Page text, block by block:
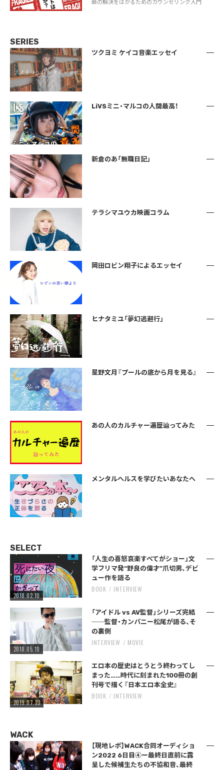
題の解決をはかるためのカウンセリング入門
SERIES
ツクヨミ ケイコ音楽エッセイ
LiVSミニ・マルコの人間最高！
新倉のあ「無職日記」
テラシマユウカ映画コラム
岡田ロビン翔子によるエッセイ
ヒナタミユ「夢幻逃避行」
星野文月『プールの底から月を見る』
あの人のカルチャー遍歴辿ってみた
メンタルヘルスを学びたいあなたへ
SELECT
2018.02.10
「人生の喜怒哀楽すべてがショー」文
学フリマ発“野良の偉才”爪切男、デビ
ュー作を語る
BOOK INTERVIEW
2018.05.10
「アイドル vs AV監督」シリーズ完結
──監督・カンパニー松尾が語る、そ
の裏側
INTERVIEW MOVIE
2019.07.23
エロ本の歴史はとうとう終わってし
まった……時代に刻まれた100冊の創
刊号で描く『日本エロ本全史』
BOOK INTERVIEW
WACK
【現地レポ】WACK合同オーディショ
ン2022 6日目④ー最終日直前に露
呈した候補生たちの不協和音、最終